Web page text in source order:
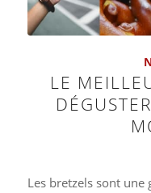
LE
Les bretzels sont